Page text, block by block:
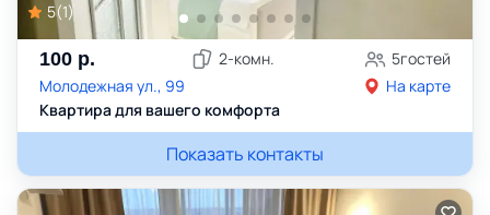
5(1)
100 р. 2-комн. 5гостей
Молодежная ул., 99
На карте
Квартира для вашего комфорта
Показать контакты